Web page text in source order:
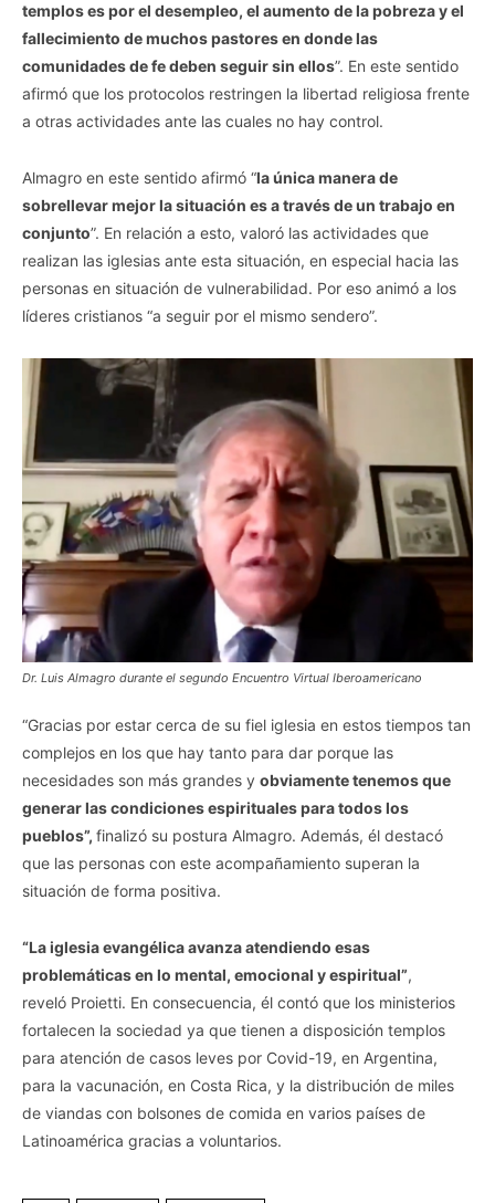
templos es por el desempleo, el aumento de la pobreza y el
fallecimiento de muchos pastores en donde las
comunidades de fe deben seguir sin ellos”. En este sentido
afirmó que los protocolos restringen la libertad religiosa frente
a otras actividades ante las cuales no hay control.
Almagro en este sentido afirmó “la única manera de
sobrellevar mejor la situación es a través de un trabajo en
conjunto”. En relación a esto, valoró las actividades que
realizan las iglesias ante esta situación, en especial hacia las
personas en situación de vulnerabilidad. Por eso animó a los
líderes cristianos “a seguir por el mismo sendero”.
Dr. Luis Almagro durante el segundo Encuentro Virtual Iberoamericano
“Gracias por estar cerca de su fiel iglesia en estos tiempos tan
complejos en los que hay tanto para dar porque las
necesidades son más grandes y obviamente tenemos que
generar las condiciones espirituales para todos los
pueblos”, finalizó su postura Almagro. Además, él destacó
que las personas con este acompañamiento superan la
situación de forma positiva.
“La iglesia evangélica avanza atendiendo esas
problemáticas en lo mental, emocional y espiritual”,
reveló Proietti. En consecuencia, él contó que los ministerios
fortalecen la sociedad ya que tienen a disposición templos
para atención de casos leves por Covid-19, en Argentina,
para la vacunación, en Costa Rica, y la distribución de miles
de viandas con bolsones de comida en varios países de
Latinoamérica gracias a voluntarios.